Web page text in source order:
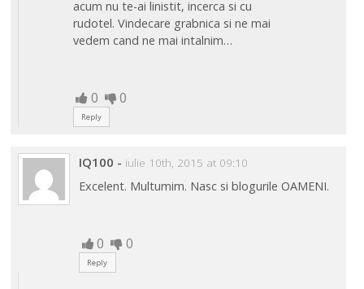
acum nu te-ai linistit, incerca si cu
rudotel. Vindecare grabnica si ne mai
vedem cand ne mai intalnim…
0 0
Reply
IQ100 - iulie 10th, 2015 at 09:10
Excelent. Multumim. Nasc si blogurile OAMENI.
0 0
Reply